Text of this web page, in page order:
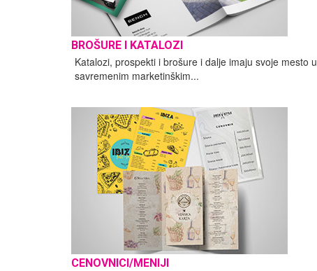
BROŠURE I KATALOZI
Katalozi, prospekti i brošure i dalje imaju svoje mesto u
savremenim marketinškim...
CENOVNICI/MENIJI